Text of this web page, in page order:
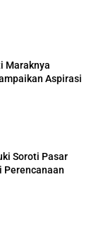
Maraknya
Aspirasi
Soroti Pasar
Perencanaan